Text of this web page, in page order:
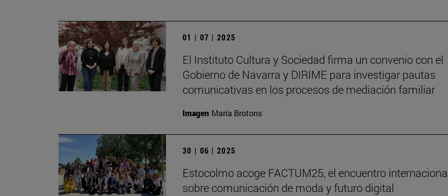
01 | 07 | 2025
El Instituto Cultura y Sociedad firma un convenio con el
Gobierno de Navarra y DIRIME para investigar pautas
comunicativas en los procesos de mediación familiar
Imagen María Brotons
30 | 06 | 2025
Estocolmo acoge FACTUM25, el encuentro
sobre comunicación de moda y futuro digital